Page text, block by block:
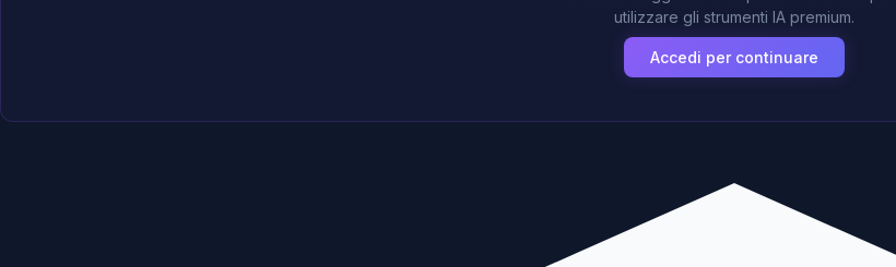
utilizzare gli strumenti IA premium.
Accedi per continuare